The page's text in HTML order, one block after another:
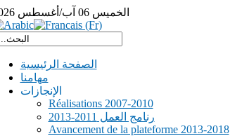
الخميس 06 آب/أغسطس
الصفحة الرئيسية
مهامنا
الإنجازات
Réalisations 2007-2010
رنامج العمل 2011-2013
Avancement de la plateforme 2013-2018